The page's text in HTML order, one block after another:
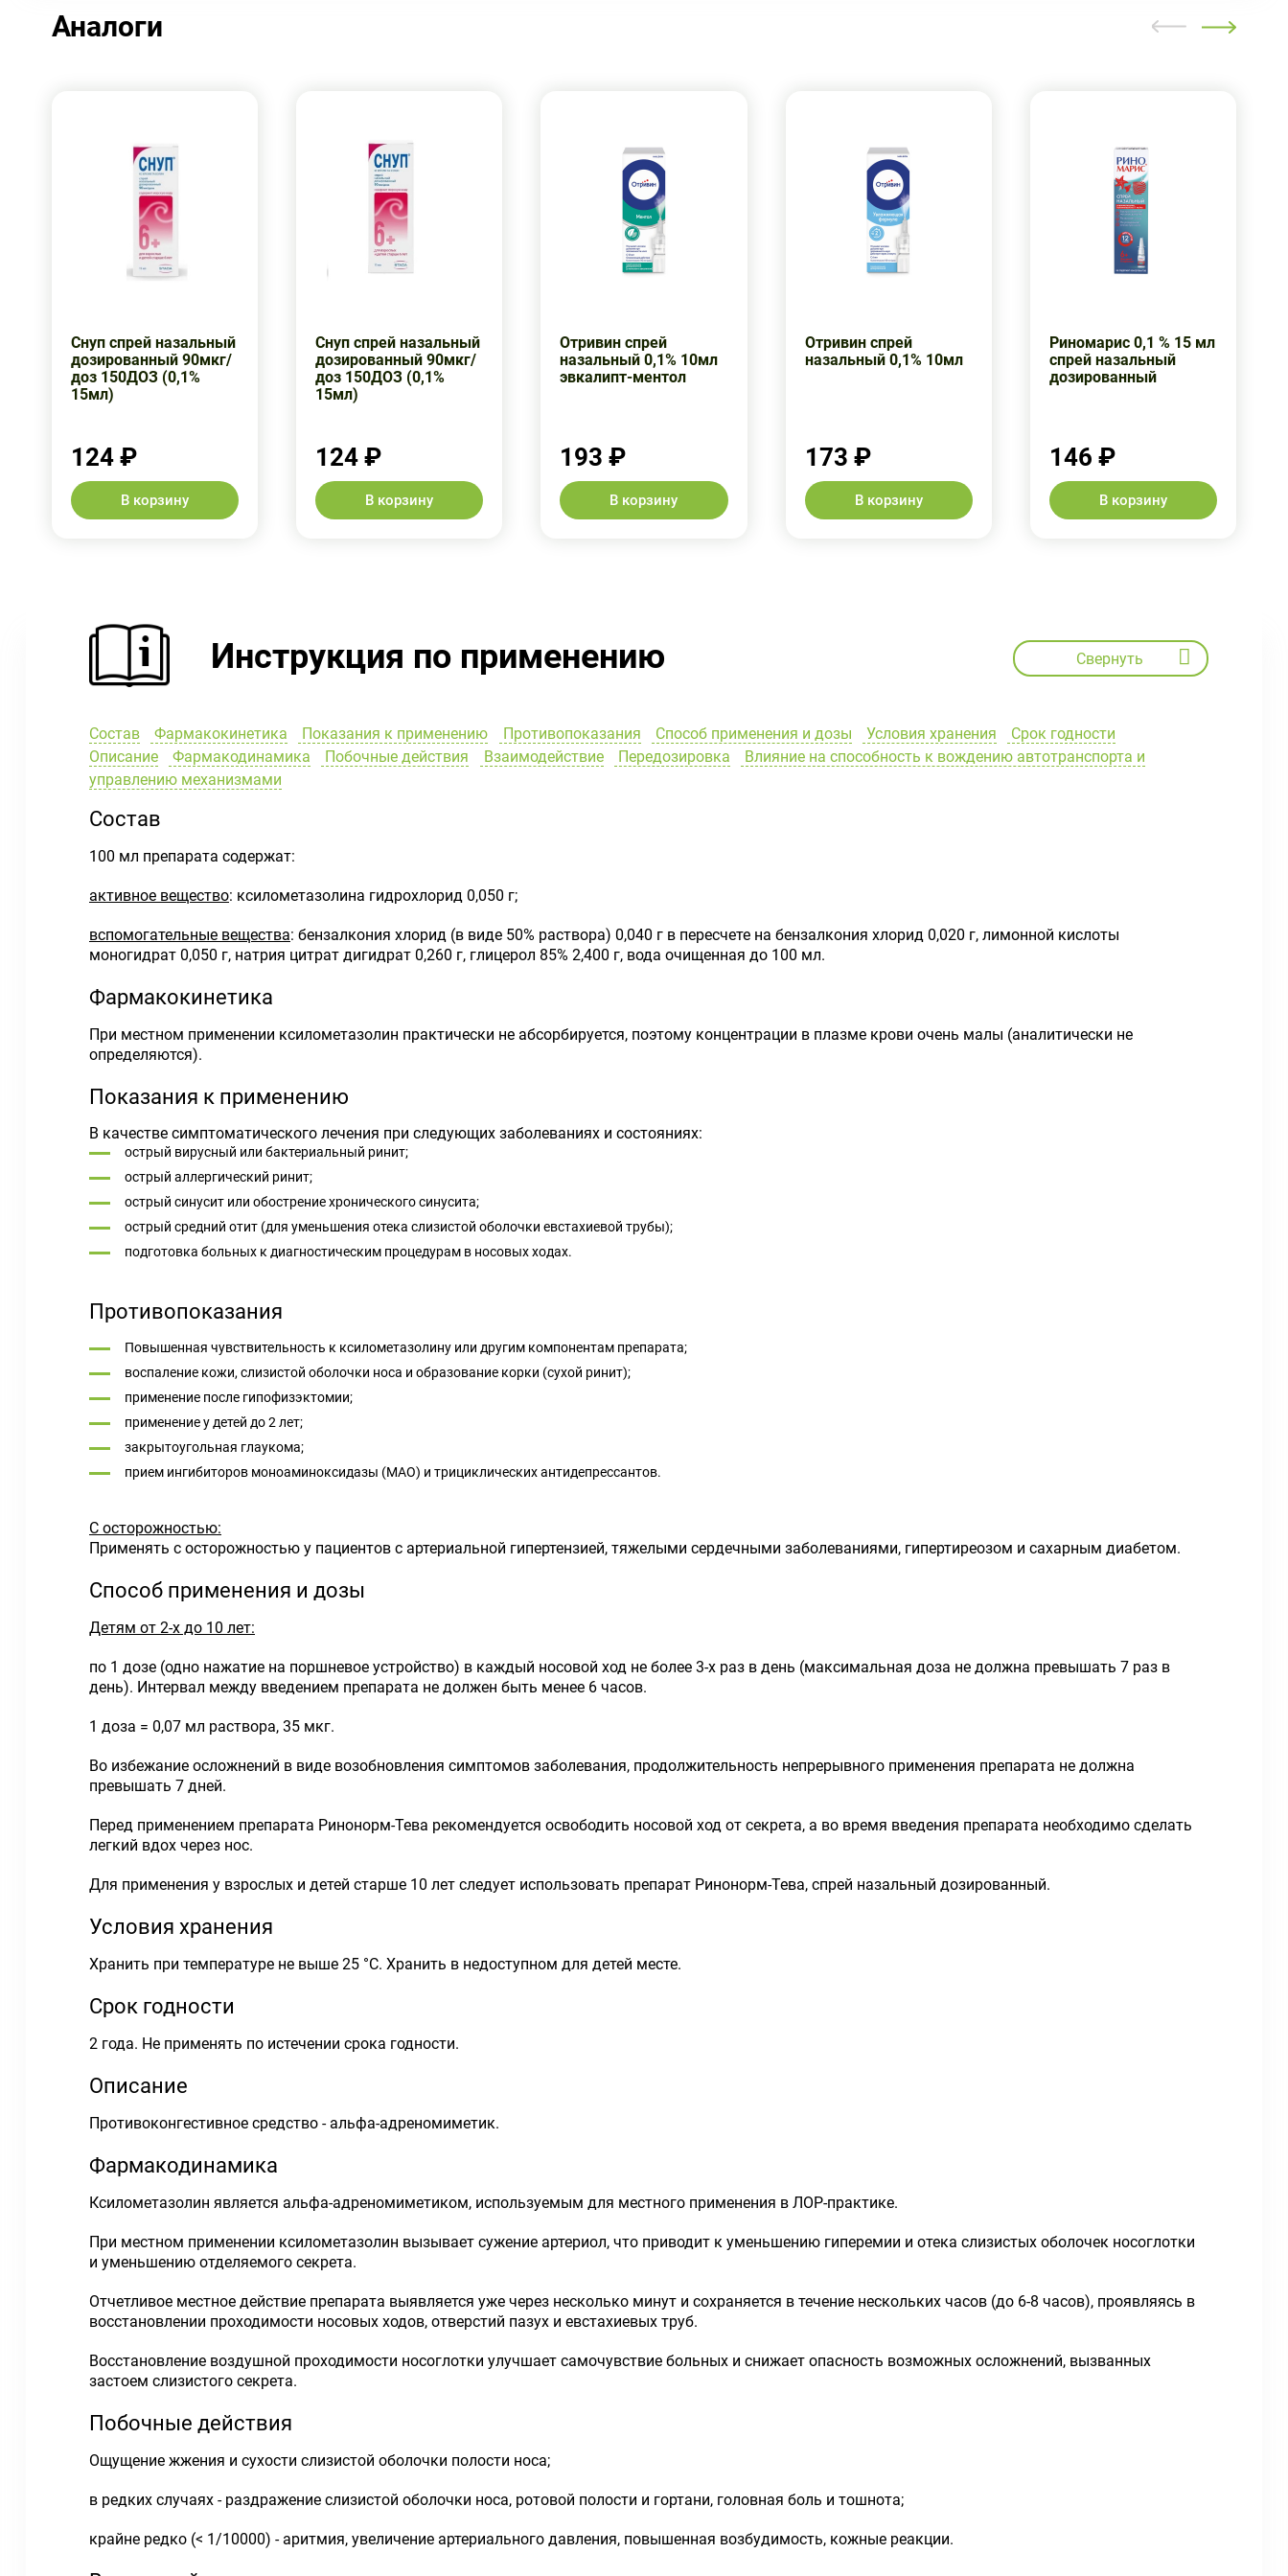
Аналоги
Снуп спрей назальный
дозированный 90мкг/
доз 150ДОЗ (0,1%
15мл)
124 ₽
В корзину
Снуп спрей назальный
дозированный 90мкг/
доз 150ДОЗ (0,1%
15мл)
124 ₽
В корзину
Отривин спрей
назальный 0,1% 10мл
эвкалипт-ментол
193 ₽
В корзину
Отривин спрей
назальный 0,1% 10мл
173 ₽
В корзину
Риномарис 0,1 % 15 мл
спрей назальный
дозированный
146 ₽
В корзину
Инструкция по применению Свернуть
Состав Фармакокинетика Показания к применению Противопоказания Способ применения и дозы Условия хранения
Срок годности
Описание
Фармакодинамика Побочные действия Взаимодействие Передозировка
Влияние на способность к вождению автотранспорта и
управлению механизмами
Состав
100 мл препарата содержат:
активное вещество: ксилометазолина гидрохлорид 0,050 г;
вспомогательные вещества: бензалкония хлорид (в виде 50% раствора) 0,040 г в пересчете на бензалкония хлорид 0,020 г, лимонной кислоты
моногидрат 0,050 г, натрия цитрат дигидрат 0,260 г, глицерол 85% 2,400 г, вода очищенная до 100 мл.
Фармакокинетика
При местном применении ксилометазолин практически не абсорбируется, поэтому концентрации в плазме крови очень малы (аналитически не
определяются).
Показания к применению
В качестве симптоматического лечения при следующих заболеваниях и состояниях:
острый вирусный или бактериальный ринит;
острый аллергический ринит;
острый синусит или обострение хронического синусита;
острый средний отит (для уменьшения отека слизистой оболочки евстахиевой трубы);
подготовка больных к диагностическим процедурам в носовых ходах.
Противопоказания
Повышенная чувствительность к ксилометазолину или другим компонентам препарата;
воспаление кожи, слизистой оболочки носа и образование корки (сухой ринит);
применение после гипофизэктомии;
применение у детей до 2 лет;
закрытоугольная глаукома;
прием ингибиторов моноаминоксидазы (МАО) и трициклических антидепрессантов.
С осторожностью:
Применять с осторожностью у пациентов с артериальной гипертензией, тяжелыми сердечными заболеваниями, гипертиреозом и сахарным диабетом.
Способ применения и дозы
Детям от 2-х до 10 лет:
по 1 дозе (одно нажатие на поршневое устройство) в каждый носовой ход не более 3-х раз в день (максимальная доза не должна превышать 7 раз в
день). Интервал между введением препарата не должен быть менее 6 часов.
1 доза = 0,07 мл раствора, 35 мкг.
Во избежание осложнений в виде возобновления симптомов заболевания, продолжительность непрерывного применения препарата не должна
превышать 7 дней.
Перед применением препарата Ринонорм-Тева рекомендуется освободить носовой ход от секрета, а во время введения препарата необходимо сделать
легкий вдох через нос.
Для применения у взрослых и детей старше 10 лет следует использовать препарат Ринонорм-Тева, спрей назальный дозированный.
Условия хранения
Хранить при температуре не выше 25 °С. Хранить в недоступном для детей месте.
Срок годности
2 года. Не применять по истечении срока годности.
Описание
Противоконгестивное средство - альфа-адреномиметик.
Фармакодинамика
Ксилометазолин является альфа-адреномиметиком, используемым для местного применения в ЛОР-практике.
При местном применении ксилометазолин вызывает сужение артериол, что приводит к уменьшению гиперемии и отека слизистых оболочек носоглотки
и уменьшению отделяемого секрета.
Отчетливое местное действие препарата выявляется уже через несколько минут и сохраняется в течение нескольких часов (до 6-8 часов), проявляясь в
восстановлении проходимости носовых ходов, отверстий пазух и евстахиевых труб.
Восстановление воздушной проходимости носоглотки улучшает самочувствие больных и снижает опасность возможных осложнений, вызванных
застоем слизистого секрета.
Побочные действия
Ощущение жжения и сухости слизистой оболочки полости носа;
в редких случаях - раздражение слизистой оболочки носа, ротовой полости и гортани, головная боль и тошнота;
крайне редко (< 1/10000) - аритмия, увеличение артериального давления, повышенная возбудимость, кожные реакции.